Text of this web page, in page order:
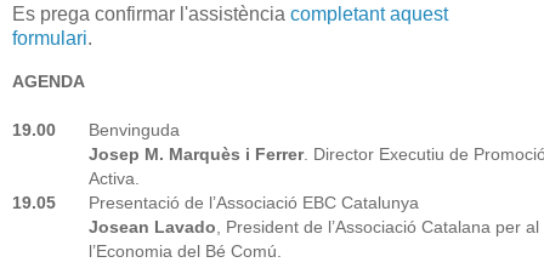
Es prega confirmar l'assistència completant aquest
formulari.
AGENDA
19.00
Benvinguda
Josep M. Marquès i Ferrer. Director Executiu de
Activa.
19.05
Presentació de l’Associació EBC Catalunya
Josean Lavado, President de l’Associació Catalana per
l’Economia del Bé Comú.